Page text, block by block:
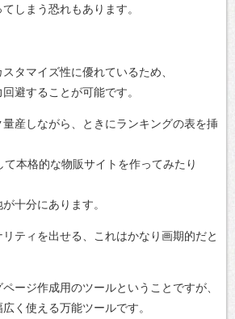
しまう恐れもあります。
タマイズ性に優れているため、
避することが可能です。
産しながら、ときにランキングの表を挿
本格的な物販サイトを作ってみたり
十分にあります。
ティを出せる、これはかなり画期的だと
ージ作成用のツールということですが、
く使える万能ツールです。